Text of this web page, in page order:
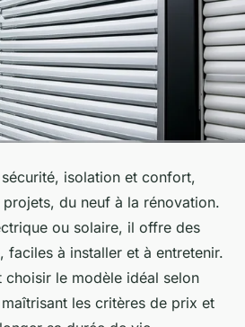
isolation et confort,
projets, du neuf à la rénovation.
ou solaire, il offre des
faciles à installer et à entretenir.
choisir le modèle idéal selon
les critères de prix et